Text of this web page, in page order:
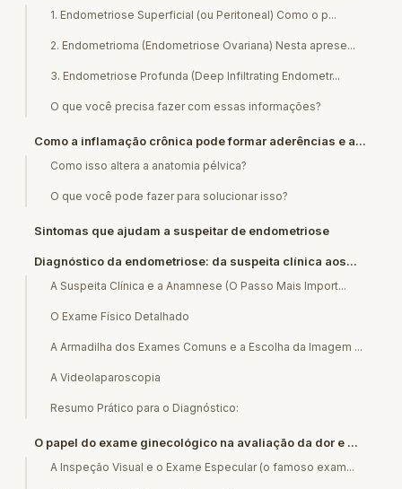
1. Endometriose Superficial (ou Peritoneal) Como o p...
2. Endometrioma (Endometriose Ovariana) Nesta aprese...
3. Endometriose Profunda (Deep Infiltrating Endometr...
O que você precisa fazer com essas informações?
Como a inflamação crônica pode formar aderências e a...
Como isso altera a anatomia pélvica?
O que você pode fazer para solucionar isso?
Sintomas que ajudam a suspeitar de endometriose
Diagnóstico da endometriose: da suspeita clínica aos...
A Suspeita Clínica e a Anamnese (O Passo Mais Import...
O Exame Físico Detalhado
A Armadilha dos Exames Comuns e a Escolha da Imagem ...
A Videolaparoscopia
Resumo Prático para o Diagnóstico:
O papel do exame ginecológico na avaliação da dor e ...
A Inspeção Visual e o Exame Especular (o famoso exam...